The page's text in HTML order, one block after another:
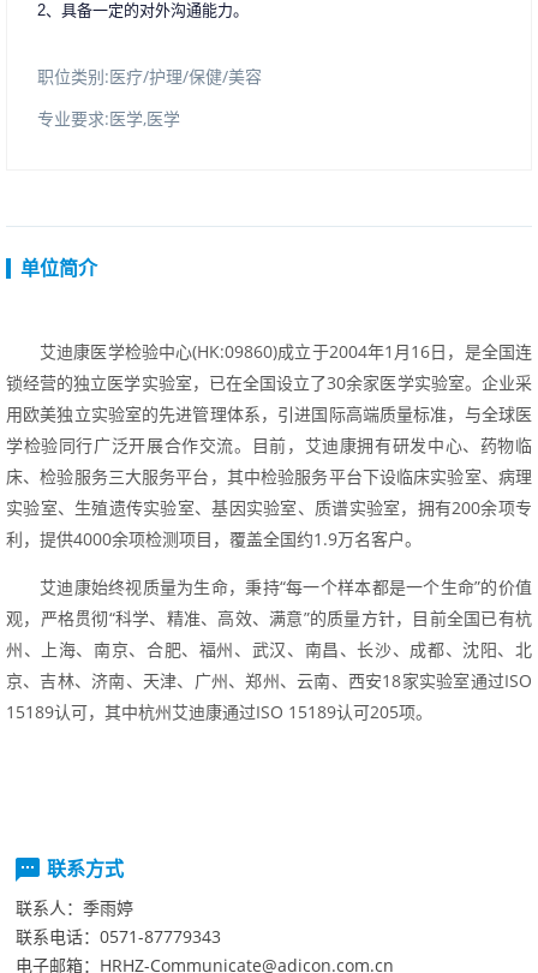
2、具备一定的对外沟通能力。
职位类别:医疗/护理/保健/美容
专业要求:医学,医学
单位简介
艾迪康医学检验中心(HK:09860)成立于2004年1月16日，是全国连
锁经营的独立医学实验室，已在全国设立了30余家医学实验室。企业采
用欧美独立实验室的先进管理体系，引进国际高端质量标准，与全球医
学检验同行广泛开展合作交流。目前，艾迪康拥有研发中心、药物临
床、检验服务三大服务平台，其中检验服务平台下设临床实验室、病理
实验室、生殖遗传实验室、基因实验室、质谱实验室，拥有200余项专
利，提供4000余项检测项目，覆盖全国约1.9万名客户。
艾迪康始终视质量为生命，秉持“每一个样本都是一个生命”的价值
观，严格贯彻“科学、精准、高效、满意”的质量方针，目前全国已有杭
州、上海、南京、合肥、福州、武汉、南昌、长沙、成都、沈阳、北
京、吉林、济南、天津、广州、郑州、云南、西安18家实验室通过ISO
15189认可，其中杭州艾迪康通过ISO15189认可205项。
联系方式
联系人： 季雨婷
联系电话： 0571-87779343
电子邮箱： HRHZ-Communicate@adicon.com.cn